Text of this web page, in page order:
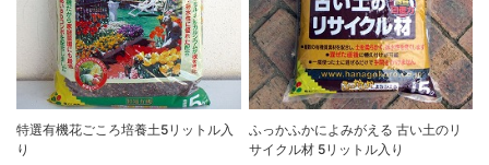
特選有機花ごころ培養土5リットル入
り
ふっかふかによみがえる 古い土のリ
サイクル材 5リットル入り